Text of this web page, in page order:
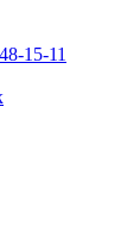
15-11